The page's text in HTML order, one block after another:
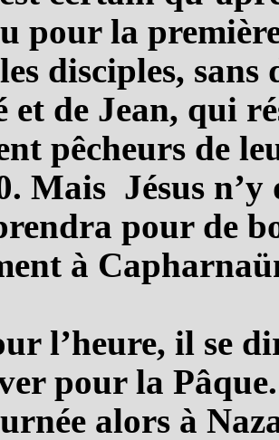
pour la
disciples,
et de Jean, qui
pêcheurs de
Mais Jésus
pour de
à
l’heure, il se
pour la
alors à